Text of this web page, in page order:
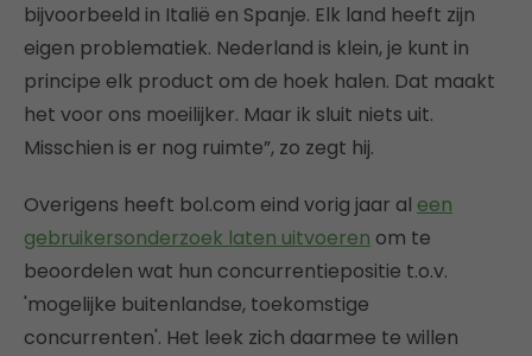
bijvoorbeeld in Italië en Spanje. Elk land heeft zijn
eigen problematiek. Nederland is klein, je kunt in
principe elk product om de hoek halen. Dat maakt
het voor ons moeilijker. Maar ik sluit niets uit.
Misschien is er nog ruimte”, zo zegt hij.
Overigens heeft bol.com eind vorig jaar al een
gebruikersonderzoek laten uitvoeren om te
beoordelen wat hun concurrentiepositie t.o.v.
'mogelijke buitenlandse, toekomstige
concurrenten'. Het leek zich daarmee te willen